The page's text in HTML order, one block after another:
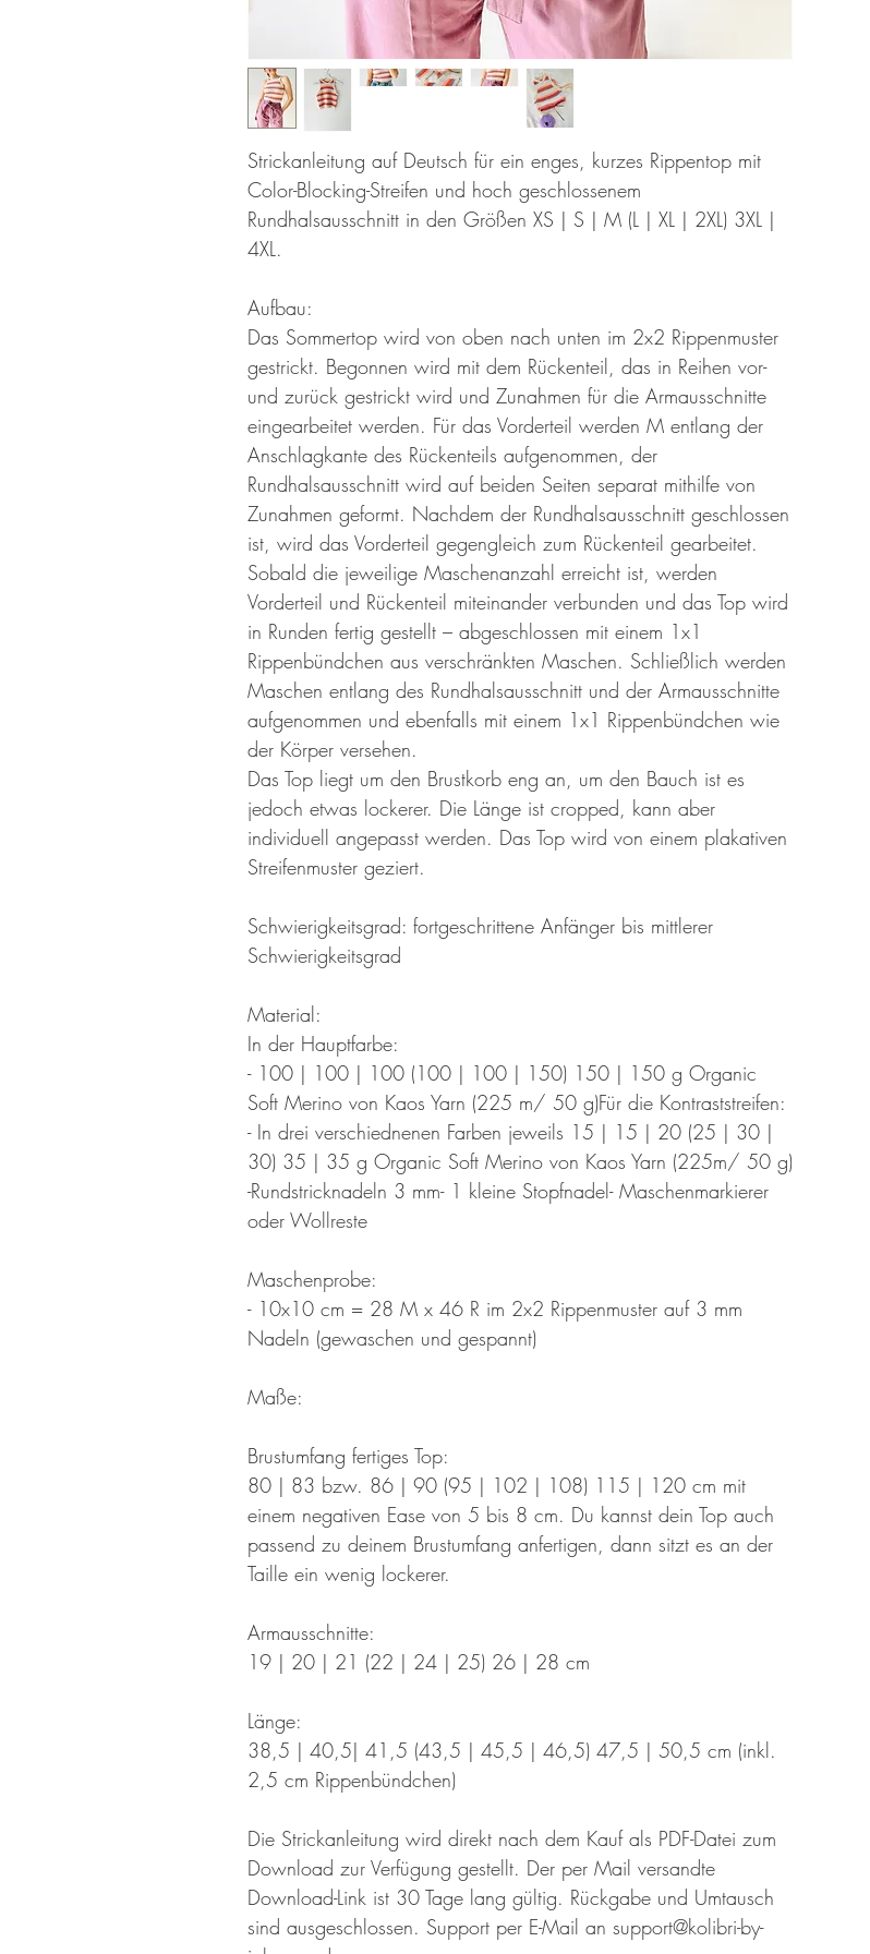
Strickanleitung auf Deutsch für ein enges, kurzes Rippentop mit
Color-Blocking-Streifen und hoch geschlossenem
Rundhalsausschnitt in den Größen XS | S | M (L | XL | 2XL) 3XL |
4XL.
Aufbau:
Das Sommertop wird von oben nach unten im 2x2 Rippenmuster
gestrickt. Begonnen wird mit dem Rückenteil, das in Reihen vor-
und zurück gestrickt wird und Zunahmen für die Armausschnitte
eingearbeitet werden. Für das Vorderteil werden M entlang der
Anschlagkante des Rückenteils aufgenommen, der
Rundhalsausschnitt wird auf beiden Seiten separat mithilfe von
Zunahmen geformt. Nachdem der Rundhalsausschnitt geschlossen
ist, wird das Vorderteil gegengleich zum Rückenteil gearbeitet.
Sobald die jeweilige Maschenanzahl erreicht ist, werden
Vorderteil und Rückenteil miteinander verbunden und das Top wird
in Runden fertig gestellt – abgeschlossen mit einem 1x1
Rippenbündchen aus verschränkten Maschen. Schließlich werden
Maschen entlang des Rundhalsausschnitt und der Armausschnitte
aufgenommen und ebenfalls mit einem 1x1 Rippenbündchen wie
der Körper versehen.
Das Top liegt um den Brustkorb eng an, um den Bauch ist es
jedoch etwas lockerer. Die Länge ist cropped, kann aber
individuell angepasst werden. Das Top wird von einem plakativen
Streifenmuster geziert.
Schwierigkeitsgrad: fortgeschrittene Anfänger bis mittlerer
Schwierigkeitsgrad
Material:
In der Hauptfarbe:
- 100 | 100 | 100 (100 | 100 | 150) 150 | 150 g Organic
Soft Merino von Kaos Yarn (225 m/ 50 g)Für die Kontraststreifen:
- In drei verschiednenen Farben jeweils 15 | 15 | 20 (25 | 30 |
30) 35 | 35 g Organic Soft Merino von Kaos Yarn (225m/ 50 g)
-Rundstricknadeln 3 mm- 1 kleine Stopfnadel- Maschenmarkierer
oder Wollreste
Maschenprobe:
- 10x10 cm = 28 M x 46 R im 2x2 Rippenmuster auf 3 mm
Nadeln (gewaschen und gespannt)
Maße:
Brustumfang fertiges Top:
80 | 83 bzw. 86 | 90 (95 | 102 | 108) 115 | 120 cm mit
einem negativen Ease von 5 bis 8 cm. Du kannst dein Top auch
passend zu deinem Brustumfang anfertigen, dann sitzt es an der
Taille ein wenig lockerer.
Armausschnitte:
19 | 20 | 21 (22 | 24 | 25) 26 | 28 cm
Länge:
38,5 | 40,5| 41,5 (43,5 | 45,5 | 46,5) 47,5 | 50,5 cm (inkl.
2,5 cm Rippenbündchen)
Die Strickanleitung wird direkt nach dem Kauf als PDF-Datei zum
Download zur Verfügung gestellt. Der per Mail versandte
Download-Link ist 30 Tage lang gültig. Rückgabe und Umtausch
sind ausgeschlossen. Support per E-Mail an support@kolibri-by-